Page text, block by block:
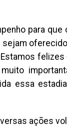
para
essa
ações